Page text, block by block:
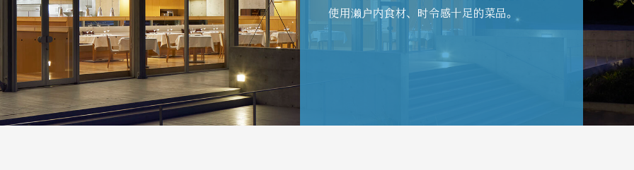
使用濑户内食材、时令感十足的菜品。